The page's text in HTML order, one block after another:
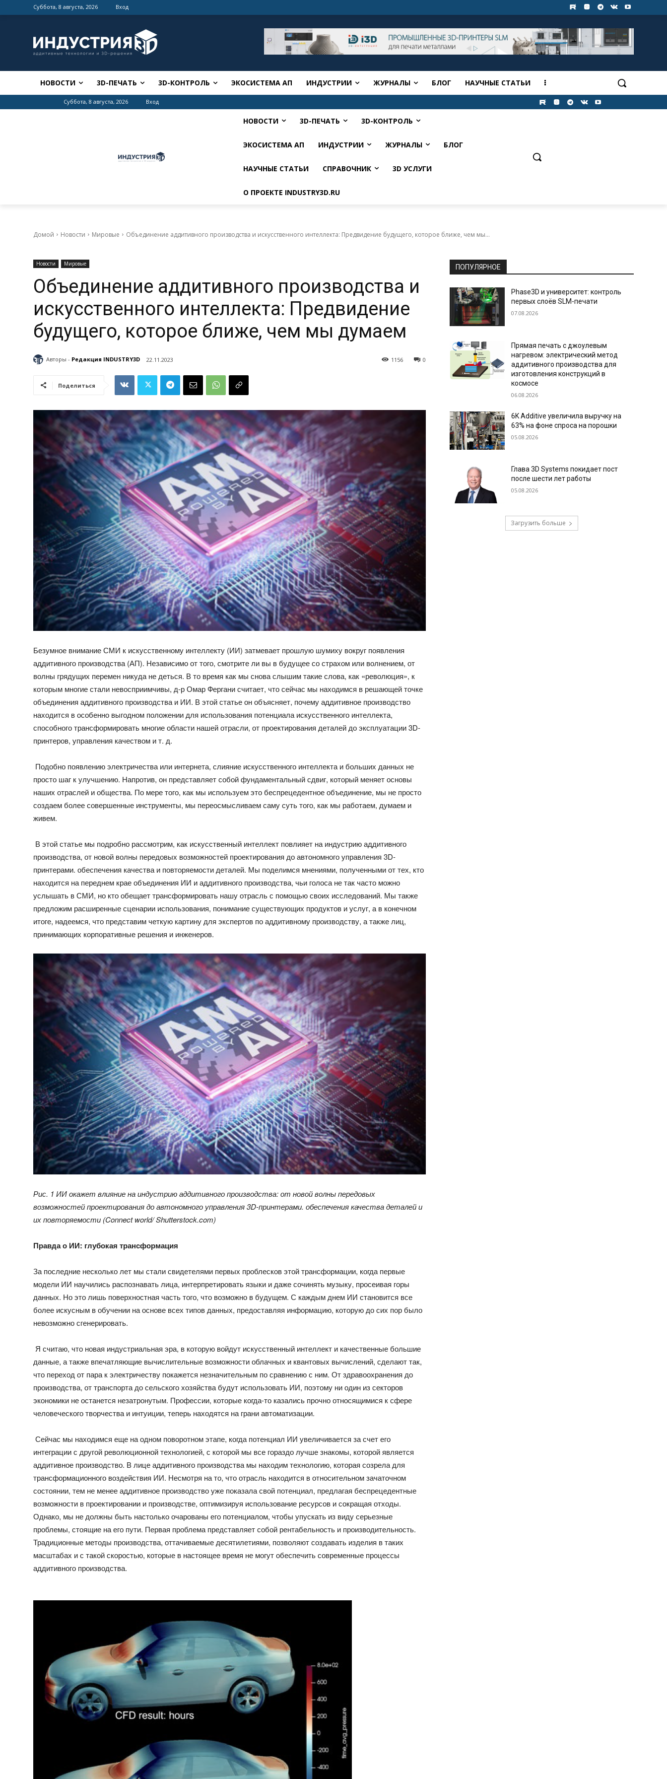
Суббота, 8 августа, 2026 Вход
НОВОСТИ 3D-ПЕЧАТЬ 3D-КОНТРОЛЬ ЭКОСИСТЕМА АП ИНДУСТРИИ ЖУРНАЛЫ БЛОГ НАУЧНЫЕ СТАТЬИ
Суббота, 8 августа, 2026 Вход
НОВОСТИ 3D-ПЕЧАТЬ 3D-КОНТРОЛЬ
ЭКОСИСТЕМА АП ИНДУСТРИИ ЖУРНАЛЫ БЛОГ
НАУЧНЫЕ СТАТЬИ СПРАВОЧНИК 3D УСЛУГИ
О ПРОЕКТЕ INDUSTRY3D.RU
Домой Новости Мировые Объединение аддитивного производства и искусственного интеллекта: Предвидение будущего, которое ближе, чем мы...
Новости Мировые
Объединение аддитивного производства и
искусственного интеллекта: Предвидение
будущего, которое ближе, чем мы думаем
Авторы - Редакция INDUSTRY3D 22.11.2023 0
1156
Поделиться
Безумное внимание СМИ к искусственному интеллекту (ИИ) затмевает прошлую шумиху вокруг появления
аддитивного производства (АП). Независимо от того, смотрите ли вы в будущее со страхом или волнением, от
волны грядущих перемен никуда не деться. В то время как мы снова слышим такие слова, как «революция», к
которым многие стали невосприимчивы, д-р Омар Фергани считает, что сейчас мы находимся в решающей точке
объединения аддитивного производства и ИИ. В этой статье он объясняет, почему аддитивное производство
находится в особенно выгодном положении для использования потенциала искусственного интеллекта,
способного трансформировать многие области нашей отрасли, от проектирования деталей до эксплуатации 3D-
принтеров, управления качеством и т. д.
Подобно появлению электричества или интернета, слияние искусственного интеллекта и больших данных не
просто шаг к улучшению. Напротив, он представляет собой фундаментальный сдвиг, который меняет основы
наших отраслей и общества. По мере того, как мы используем это беспрецедентное объединение, мы не просто
создаем более совершенные инструменты, мы переосмысливаем саму суть того, как мы работаем, думаем и
живем.
В этой статье мы подробно рассмотрим, как искусственный интеллект повлияет на индустрию аддитивного
производства, от новой волны передовых возможностей проектирования до автономного управления 3D-
принтерами. обеспечения качества и повторяемости деталей. Мы поделимся мнениями, полученными от тех, кто
находится на переднем крае объединения ИИ и аддитивного производства, чьи голоса не так часто можно
услышать в СМИ, но кто обещает трансформировать нашу отрасль с помощью своих исследований. Мы также
предложим расширенные сценарии использования, понимание существующих продуктов и услуг, а в конечном
итоге, надеемся, что представим четкую картину для экспертов по аддитивному производству, а также лиц,
принимающих корпоративные решения и инженеров.
Рис. 1 ИИ окажет влияние на индустрию аддитивного производства: от новой волны передовых
возможностей проектирования до автономного управления 3D-принтерами. обеспечения качества деталей и
их повторяемости (Connect world/Shutterstock.com)
Правда о ИИ: глубокая трансформация
За последние несколько лет мы стали свидетелями первых проблесков этой трансформации, когда первые
модели ИИ научились распознавать лица, интерпретировать языки и даже сочинять музыку, просеивая горы
данных. Но это лишь поверхностная часть того, что возможно в будущем. С каждым днем ИИ становится все
более искусным в обучении на основе всех типов данных, предоставляя информацию, которую до сих пор было
невозможно сгенерировать.
Я считаю, что новая индустриальная эра, в которую войдут искусственный интеллект и качественные большие
данные, а также впечатляющие вычислительные возможности облачных и квантовых вычислений, сделают так,
что переход от пара к электричеству покажется незначительным по сравнению с ним. От здравоохранения до
производства, от транспорта до сельского хозяйства будут использовать ИИ, поэтому ни один из секторов
экономики не останется незатронутым. Профессии, которые когда-то казались прочно относящимися к сфере
человеческого творчества и интуиции, теперь находятся на грани автоматизации.
Сейчас мы находимся еще на одном поворотном этапе, когда потенциал ИИ увеличивается за счет его
интеграции с другой революционной технологией, с которой мы все гораздо лучше знакомы, которой является
аддитивное производство. В лице аддитивного производства мы находим технологию, которая созрела для
трансформационного воздействия ИИ. Несмотря на то, что отрасль находится в относительном зачаточном
состоянии, тем не менее аддитивное производство уже показала свой потенциал, предлагая беспрецедентные
возможности в проектировании и производстве, оптимизируя использование ресурсов и сокращая отходы.
Однако, мы не должны быть настолько очарованы его потенциалом, чтобы упускать из виду серьезные
проблемы, стоящие на его пути. Первая проблема представляет собой рентабельность и производительность.
Традиционные методы производства, оттачиваемые десятилетиями, позволяют создавать изделия в таких
масштабах и с такой скоростью, которые в настоящее время не могут обеспечить современные процессы
аддитивного производства.
ПОПУЛЯРНОЕ
Phase3D и университет: контроль
первых слоёв SLM-печати
07.08.2026
Прямая печать с джоулевым
нагревом: электрический метод
аддитивного производства для
изготовления конструкций в
космосе
06.08.2026
6K Additive увеличила выручку на
63% на фоне спроса на порошки
05.08.2026
Глава 3D Systems покидает пост
после шести лет работы
05.08.2026
Загрузить больше